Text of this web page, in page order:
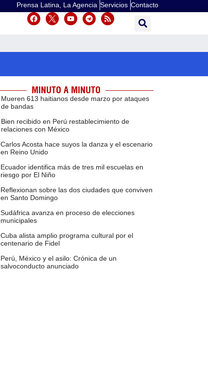
Prensa Latina, La Agencia Servicios Contacto
MINUTO A MINUTO
Mueren 613 haitianos desde marzo por ataques
de bandas
Bien recibido en Perú restablecimiento de
relaciones con México
Carlos Acosta hace suyos la danza y el escenario
en Reino Unido
Ecuador identifica más de tres mil escuelas en
riesgo por El Niño
Reflexionan sobre las dos ciudades que conviven
en Santo Domingo
Sudáfrica avanza en proceso de elecciones
municipales
Cuba alista amplio programa cultural por el
centenario de Fidel
Perú, México y el asilo: Crónica de un
salvoconducto anunciado